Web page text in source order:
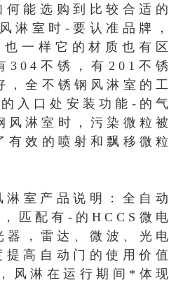
能选购到比较合适的
淋室时-要认准品牌，
一样它的材质也有区
304不锈，有201不锈
全不锈钢风淋室的工
入口处安装功能-的气
淋室时，污染微粒被
效的喷射和飘移微粒
淋室产品说明：全自动
匹配有-的HCCS微电
，雷达、微波、光电
高自动门的使用价值
风淋在运行期间*体现